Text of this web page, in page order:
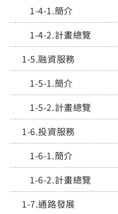
簡介
計畫總覽
融資服務
簡介
計畫總覽
投資服務
簡介
計畫總覽
通路發展